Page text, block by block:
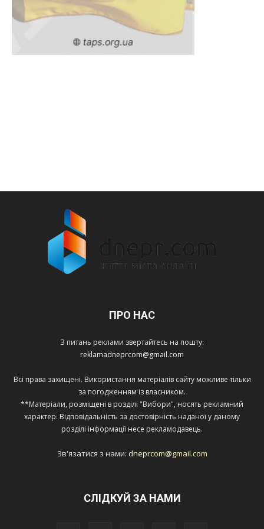
ПРО НАС
З питань реклами звертайтесь на пошту:
reklamadneprcom@gmail.com
Всі права захищені. Використання матеріалів сайту можливе тільки
за погодженням із власником.
**Матеріали, розміщені в розділі "Вибори", носять рекламний
характер. Відповідальність за достовірність наданої у даному
розділі інформації несе рекламодавець.
Зв'язатися з нами: dneprcom@gmail.com
СЛІДКУЙ ЗА НАМИ